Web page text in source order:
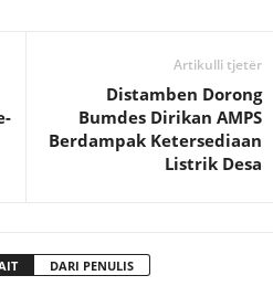
Artikulli tjetër
Distamben Dorong
Bumdes Dirikan AMPS
Berdampak Ketersediaan
Listrik Desa
DARI PENULIS